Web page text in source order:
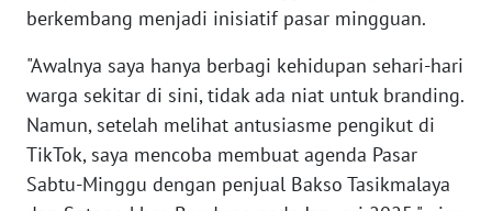
berkembang menjadi inisiatif pasar mingguan.
"Awalnya saya hanya berbagi kehidupan sehari-hari
warga sekitar di sini, tidak ada niat untuk branding.
Namun, setelah melihat antusiasme pengikut di
TikTok, saya mencoba membuat agenda Pasar
Sabtu-Minggu dengan penjual Bakso Tasikmalaya
RIAU
WN
SERAMBI
WN